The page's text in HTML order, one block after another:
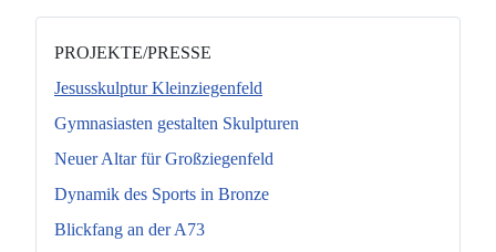
PROJEKTE/PRESSE
Jesusskulptur Kleinziegenfeld
Gymnasiasten gestalten Skulpturen
Neuer Altar für Großziegenfeld
Dynamik des Sports in Bronze
Blickfang an der A73